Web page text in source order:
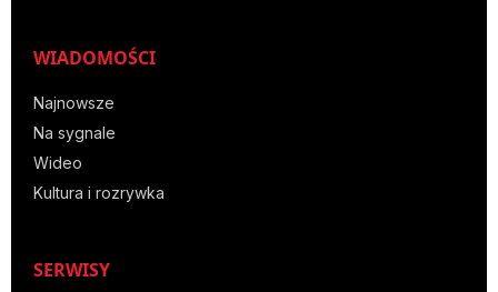
WIADOMOŚCI
Najnowsze
Na sygnale
Wideo
Kultura i rozrywka
SERWISY